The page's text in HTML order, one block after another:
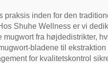
praksis inden for den
Shuhe Wellness er vi
fra højdedistrikter,
bladene til
for kvalitetskontrol